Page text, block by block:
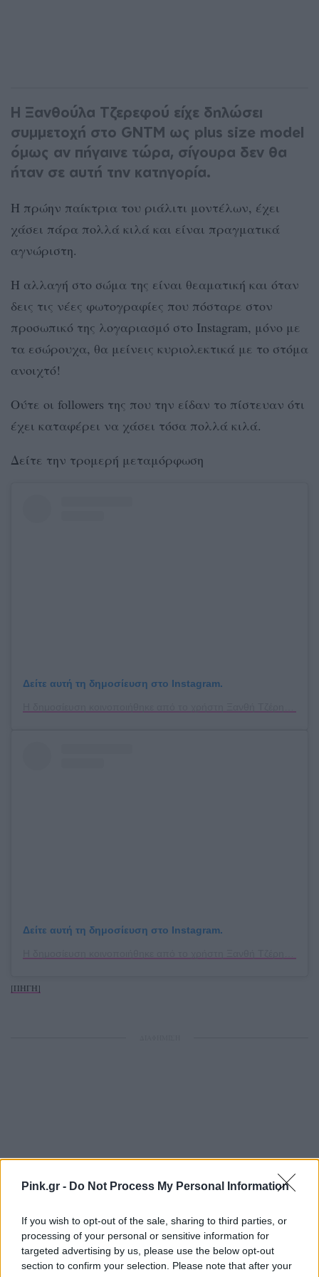
Pink.gr - Do Not Process My Personal Information
If you wish to opt-out of the sale, sharing to third parties, or
processing of your personal or sensitive information for
targeted advertising by us, please use the below opt-out
section to confirm your selection. Please note that after your
Η Ξανθούλα Τζερεφού είχε δηλώσει
συμμετοχή στο GNTM ως plus size model
όμως αν πήγαινε τώρα, σίγουρα δεν θα
ήταν σε αυτή την κατηγορία.
Η πρώην παίκτρια του ριάλιτι μοντέλων, έχει
χάσει πάρα πολλά κιλά και είναι πραγματικά
αγνώριστη.
Η αλλαγή στο σώμα της είναι θεαματική και όταν
δεις τις νέες φωτογραφίες που πόσταρε στον
προσωπικό της λογαριασμό στο Instagram, μόνο με
τα εσώρουχα, θα μείνεις κυριολεκτικά με το στόμα
ανοιχτό!
Ούτε οι followers της που την είδαν το πίστευαν ότι
έχει καταφέρει να χάσει τόσα πολλά κιλά.
Δείτε την τρομερή μεταμόρφωση
Δείτε αυτή τη δημοσίευση στο Instagram.
Δείτε αυτή τη δημοσίευση στο Instagram.
[ΠΗΓΗ]